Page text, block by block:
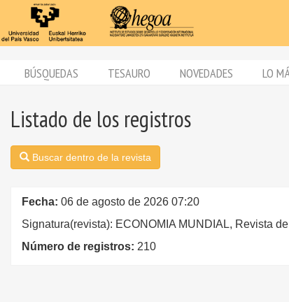
BÚSQUEDAS TESAURO NOVEDADES LO
Listado de los registros
Buscar dentro de la revista
Fecha: 06 de agosto de 2026 07:20
Signatura(revista): ECONOMIA MUNDIAL, Revista de
Número de registros: 210